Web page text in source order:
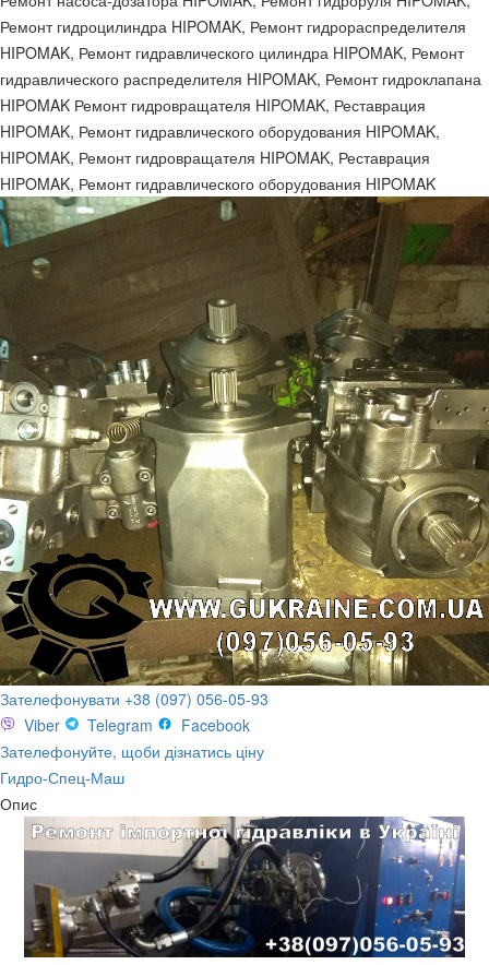
Ремонт гидроцилиндра HIPOMAK, Ремонт гидрораспределителя
HIPOMAK, Ремонт гидравлического цилиндра HIPOMAK, Ремонт
гидравлического распределителя HIPOMAK, Ремонт гидроклапана
HIPOMAK Ремонт гидровращателя HIPOMAK, Реставрация
HIPOMAK, Ремонт гидравлического оборудования HIPOMAK,
HIPOMAK, Ремонт гидровращателя HIPOMAK, Реставрация
HIPOMAK, Ремонт гидравлического оборудования HIPOMAK
Зателефонувати +38 (097) 056-05-93
Viber
Telegram
Facebook
Зателефонуйте, щоби дізнатись ціну
Гидро-Спец-Маш
Опис